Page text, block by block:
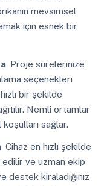
mevsimsel
için esnek bir
Proje sürelerinize
seçenekleri
bir şekilde
Nemli ortamlar
sağlar.
Cihaz en hızlı şekilde
ve uzman ekip
destek kiraladığınız